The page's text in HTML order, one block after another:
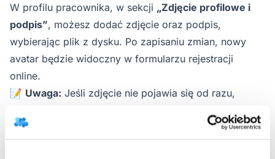
W profilu pracownika, w sekcji „Zdjęcie profilowe i
podpis”, możesz dodać zdjęcie oraz podpis,
wybierając plik z dysku. Po zapisaniu zmian, nowy
avatar będzie widoczny w formularzu rejestracji
online.
📝 Uwaga: Jeśli zdjęcie nie pojawia się od razu,
Sprawdź nową funkcję i daj się poznać swoim